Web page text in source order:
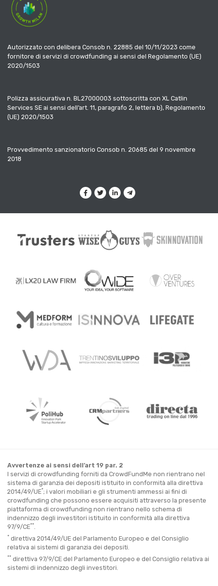
Autorizzato con delibera Consob n. 22885 del 10/11/2023 come
fornitore di servizi di crowdfunding ai sensi del Regolamento (UE)
2020/1503
Polizza assicurativa n. BL27000003 sottoscritta con XL Catlin
Services SE ai sensi dell’art. 11, paragrafo 2, lettera b), Regolamento
(UE) 2020/1503
Provvedimento sanzionatorio Consob n. 20685 del 9 novembre
2018
Avvertenze ai sensi dell’art 19 par. 2
I servizi di crowdfunding forniti da CrowdFundMe non rientrano nel
sistema di garanzia dei depositi istituito in conformità alla direttiva
2014/49/UE*; i valori mobiliari e gli strumenti ammessi ai fini di
crowdfunding che possono essere acquisiti attraverso la presente
piattaforma di crowdfunding non rientrano nello schema di
indennizzo degli investitori istituito in conformità alla direttiva
97/9/CE**
* direttiva 2014/49/UE del Parlamento Europeo e del Consiglio
relativa ai sistemi di garanzia dei depositi.
** direttiva 97/9/CE del Parlamento Europeo e del Consiglio relativa ai
sistemi di indennizzo degli investitori.